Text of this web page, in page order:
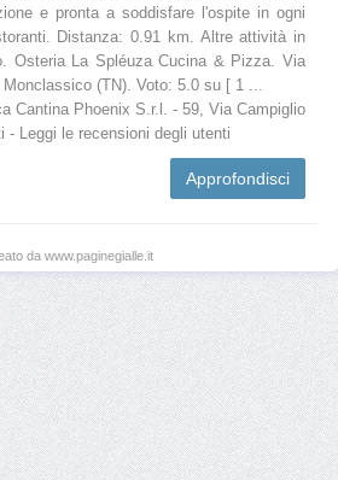
e pronta a soddisfare l'ospite in ogni
Distanza: 0.91 km. Altre attività in
Osteria La Spléuza Cucina & Pizza. Via
(TN). Voto: 5.0 su [ 1 ...
Cantina Phoenix S.r.l. - 59, Via Campiglio
- Leggi le recensioni degli utenti
Approfondisci
da www.paginegialle.it